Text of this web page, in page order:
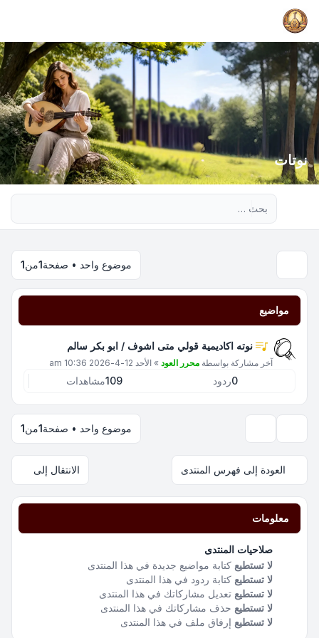
نوتات
موضوع واحد • صفحة1من1
مواضيع
نوته اكاديمية قولي متى اشوف / ابو بكر سالم
آخر مشاركة بواسطة محرر العود » الأحد 12-4-2026 10:36 am
0ردود 109مشاهدات
موضوع واحد • صفحة1من1
العودة إلى فهرس المنتدى الانتقال إلى
معلومات
صلاحيات المنتدى
لا تستطيع كتابة مواضيع جديدة في هذا المنتدى
لا تستطيع كتابة ردود في هذا المنتدى
لا تستطيع تعديل مشاركاتك في هذا المنتدى
لا تستطيع حذف مشاركاتك في هذا المنتدى
لا تستطيع إرفاق ملف في هذا المنتدى